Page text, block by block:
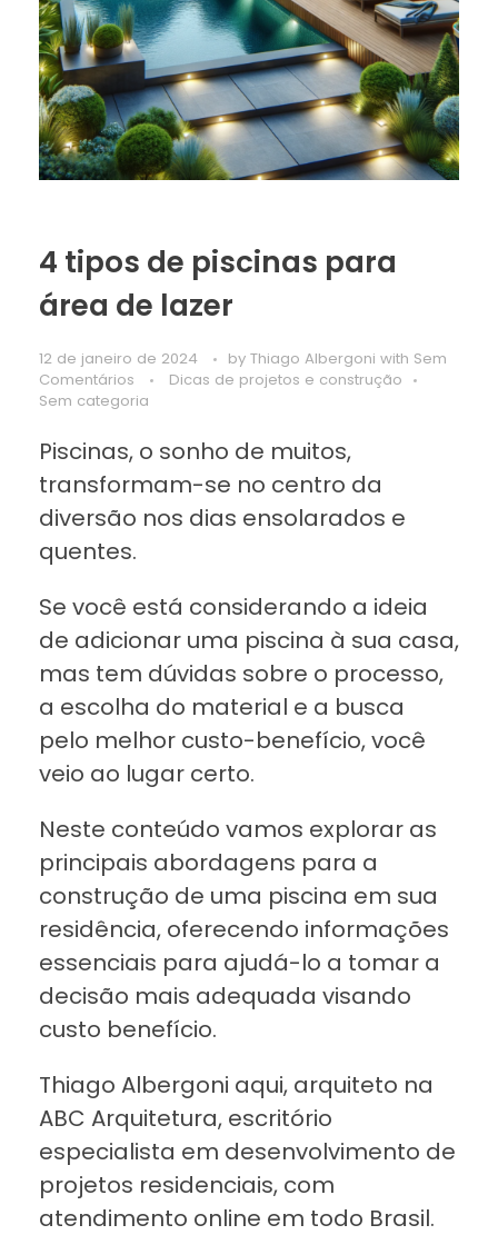
4 tipos de piscinas para
área de lazer
12 de janeiro de 2024 by Thiago Albergoni with Sem
Comentários
Dicas de projetos e construção
Sem categoria
Piscinas, o sonho de muitos,
transformam-se no centro da
diversão nos dias ensolarados e
quentes.
Se você está considerando a ideia
de adicionar uma piscina à sua casa,
mas tem dúvidas sobre o processo,
a escolha do material e a busca
pelo melhor custo-benefício, você
veio ao lugar certo.
Neste conteúdo vamos explorar as
principais abordagens para a
construção de uma piscina em sua
residência, oferecendo informações
essenciais para ajudá-lo a tomar a
decisão mais adequada visando
custo benefício.
Thiago Albergoni aqui, arquiteto na
ABC Arquitetura, escritório
especialista em desenvolvimento de
projetos residenciais, com
atendimento online em todo Brasil.